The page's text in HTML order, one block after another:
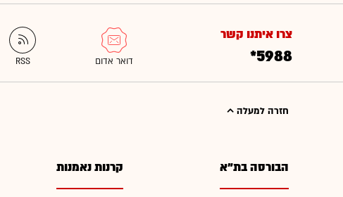
צרו איתנו קשר
*5988
חזרה למעלה
הבורסה בת"א קרנות נאמנות